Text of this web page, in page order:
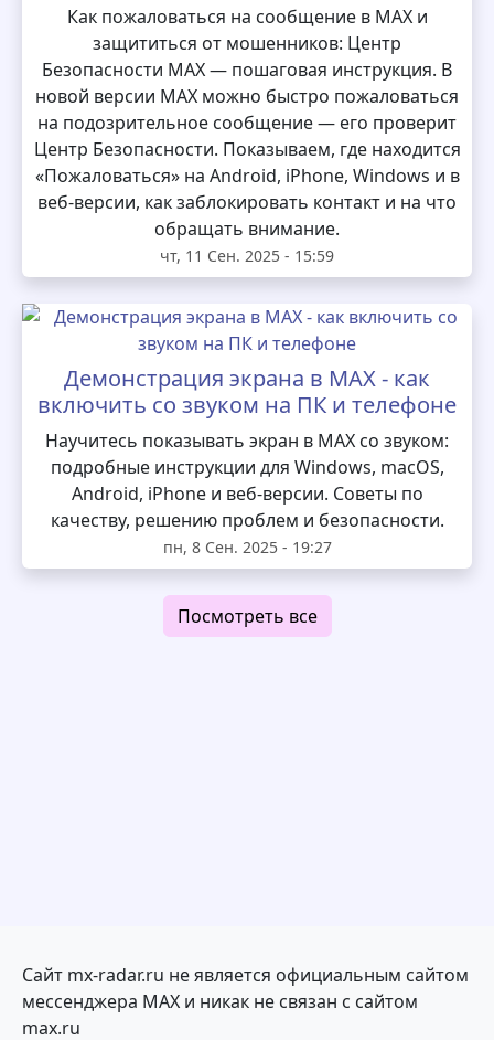
Как пожаловаться на сообщение в MAX и
защититься от мошенников: Центр
Безопасности MAX — пошаговая инструкция. В
новой версии MAX можно быстро пожаловаться
на подозрительное сообщение — его проверит
Центр Безопасности. Показываем, где находится
«Пожаловаться» на Android, iPhone, Windows и в
веб-версии, как заблокировать контакт и на что
обращать внимание.
чт, 11 Сен. 2025 - 15:59
Демонстрация экрана в MAX - как
включить со звуком на ПК и телефоне
Научитесь показывать экран в MAX со звуком:
подробные инструкции для Windows, macOS,
Android, iPhone и веб-версии. Советы по
качеству, решению проблем и безопасности.
пн, 8 Сен. 2025 - 19:27
Посмотреть все
Сайт mx-radar.ru не является официальным сайтом
мессенджера MAX и никак не связан с сайтом
max.ru